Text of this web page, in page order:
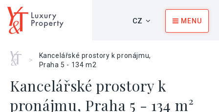
CZ MENU
Home
>
Kancelářské prostory k pronájmu,
Praha 5 - 134 m2
Kancelářské prostory k
pronájmu, Praha 5 - 134 m²